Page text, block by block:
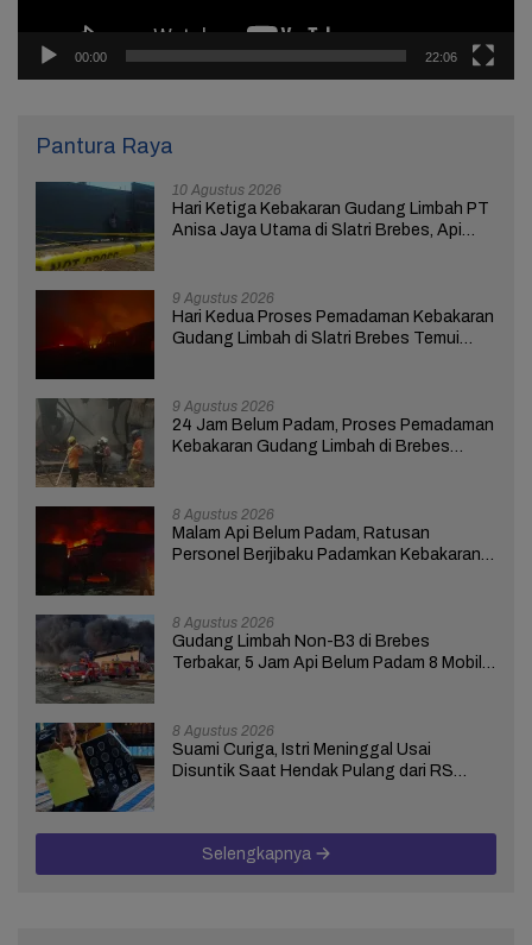
00:00 22:06
Pantura Raya
10 Agustus 2026
Hari Ketiga Kebakaran Gudang Limbah PT
Anisa Jaya Utama di Slatri Brebes, Api
9 Agustus 2026
Hari Kedua Proses Pemadaman Kebakaran
Gudang Limbah di Slatri Brebes Temui
9 Agustus 2026
24 Jam Belum Padam, Proses Pemadaman
Kebakaran Gudang Limbah di Brebes
8 Agustus 2026
Malam Api Belum Padam, Ratusan
Personel Berjibaku Padamkan Kebakaran
8 Agustus 2026
Gudang Limbah Non-B3 di Brebes
Terbakar, 5 Jam Api Belum Padam 8 Mobil
8 Agustus 2026
Suami Curiga, Istri Meninggal Usai
Disuntik Saat Hendak Pulang dari RS
Selengkapnya